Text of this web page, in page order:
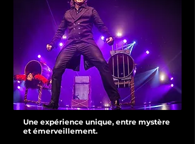
Une expérience unique, entre mystère
et émerveillement.